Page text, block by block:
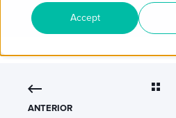
Accept
ANTERIOR